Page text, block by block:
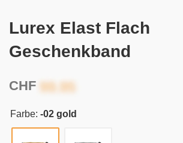
Lurex Elast Flach
Geschenkband
CHF
Farbe: -02 gold